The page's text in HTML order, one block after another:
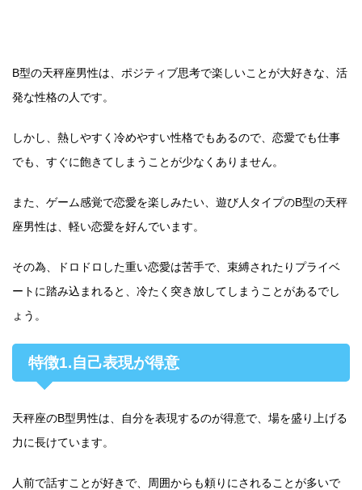
B型の天秤座男性は、ポジティブ思考で楽しいことが大好きな、活
発な性格の人です。
しかし、熱しやすく冷めやすい性格でもあるので、恋愛でも仕事
でも、すぐに飽きてしまうことが少なくありません。
また、ゲーム感覚で恋愛を楽しみたい、遊び人タイプのB型の天秤
座男性は、軽い恋愛を好んでいます。
その為、ドロドロした重い恋愛は苦手で、束縛されたりプライベ
ートに踏み込まれると、冷たく突き放してしまうことがあるでし
ょう。
特徴1.自己表現が得意
天秤座のB型男性は、自分を表現するのが得意で、場を盛り上げる
力に長けています。
人前で話すことが好きで、周囲からも頼りにされることが多いで